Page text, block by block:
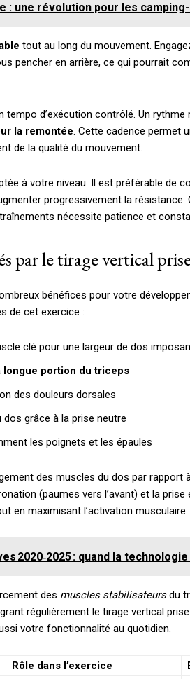
: une révolution pour les
tout au long du mouvement.
pencher en arrière, ce qui pourrait
d’exécution contrôlé. Un rythme
la remontée. Cette cadence permet
de la qualité du mouvement.
à votre niveau. Il est préférable de
progressivement la
nécessite patience et
par le tirage vertical
bénéfices pour votre
de cet exercice :
clé pour une largeur de dos
longue portion du triceps
des douleurs dorsales
grâce à la prise neutre
les poignets et les épaules
des muscles du dos par rapport
(paumes vers l’avant) et la
en maximisant l’activation musculaire.
2020‑2025 : quand la
des muscles stabilisateursdu
régulièrement le tirage vertical
votre fonctionnalité au quotidien.
Rôle dans l’exercice